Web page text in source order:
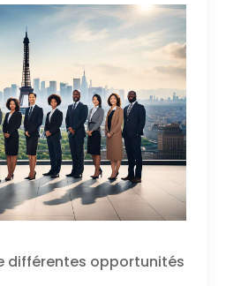
différentes opportunités